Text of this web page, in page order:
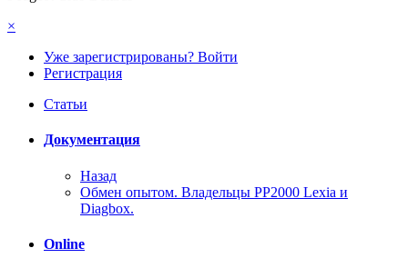
×
Уже зарегистрированы? Войти
Регистрация
Статьи
Документация
Назад
Обмен опытом. Владельцы PP2000 Lexia и
Diagbox.
Online